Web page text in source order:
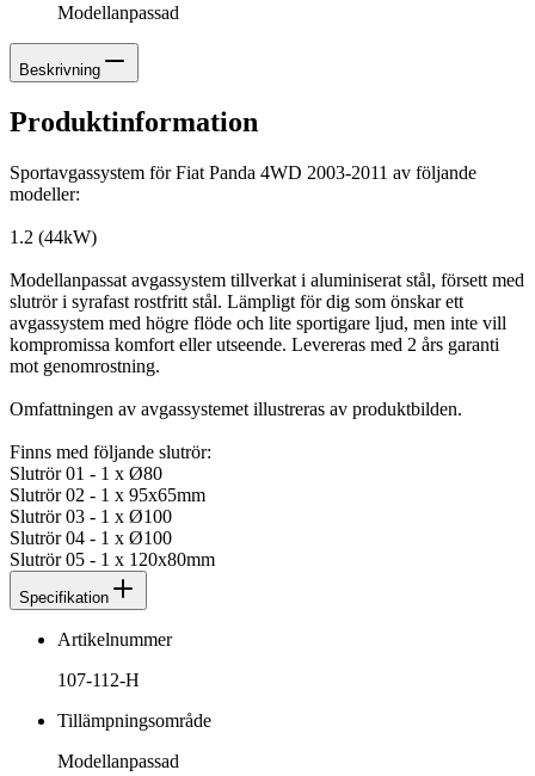
Modellanpassad
Beskrivning
Produktinformation
Sportavgassystem för Fiat Panda 4WD 2003-2011 av följande
modeller:
1.2 (44kW)
Modellanpassat avgassystem tillverkat i aluminiserat stål, försett med
slutrör i syrafast rostfritt stål. Lämpligt för dig som önskar ett
avgassystem med högre flöde och lite sportigare ljud, men inte vill
kompromissa komfort eller utseende. Levereras med 2 års garanti
mot genomrostning.
Omfattningen av avgassystemet illustreras av produktbilden.
Finns med följande slutrör:
Slutrör 01 - 1 x Ø80
Slutrör 02 - 1 x 95x65mm
Slutrör 03 - 1 x Ø100
Slutrör 04 - 1 x Ø100
Slutrör 05 - 1 x 120x80mm
Specifikation
Artikelnummer
107-112-H
Tillämpningsområde
Modellanpassad